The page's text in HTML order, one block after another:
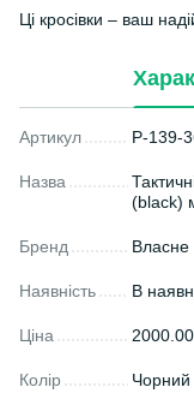
Ці кросівки – ваш
Артикул P-139-
Назва
(black)
Бренд Власне
Наявність В
Ціна 2000.00
Колір Чорний